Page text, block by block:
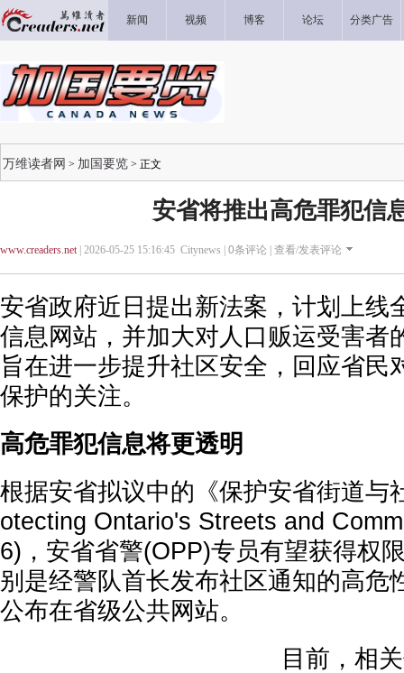
新闻 视频 博客 论坛 分类广告
万维读者网 > 加国要览 > 正文
安省将推出高危罪犯信
www.creaders.net| 2026-05-25 15:16:45 Citynews | 0条评论 | 查看/发表评论
安省政府近日提出新法案，计划上线
信息网站，并加大对人口贩运受害者
旨在进一步提升社区安全，回应省民
保护的关注。
高危罪犯信息将更透明
根据安省拟议中的《保护安省街道与
otecting Ontario's Streets and
6)，安省省警(OPP)专员有望获得权
别是经警队首长发布社区通知的高危
公布在省级公共网站。
目前，相